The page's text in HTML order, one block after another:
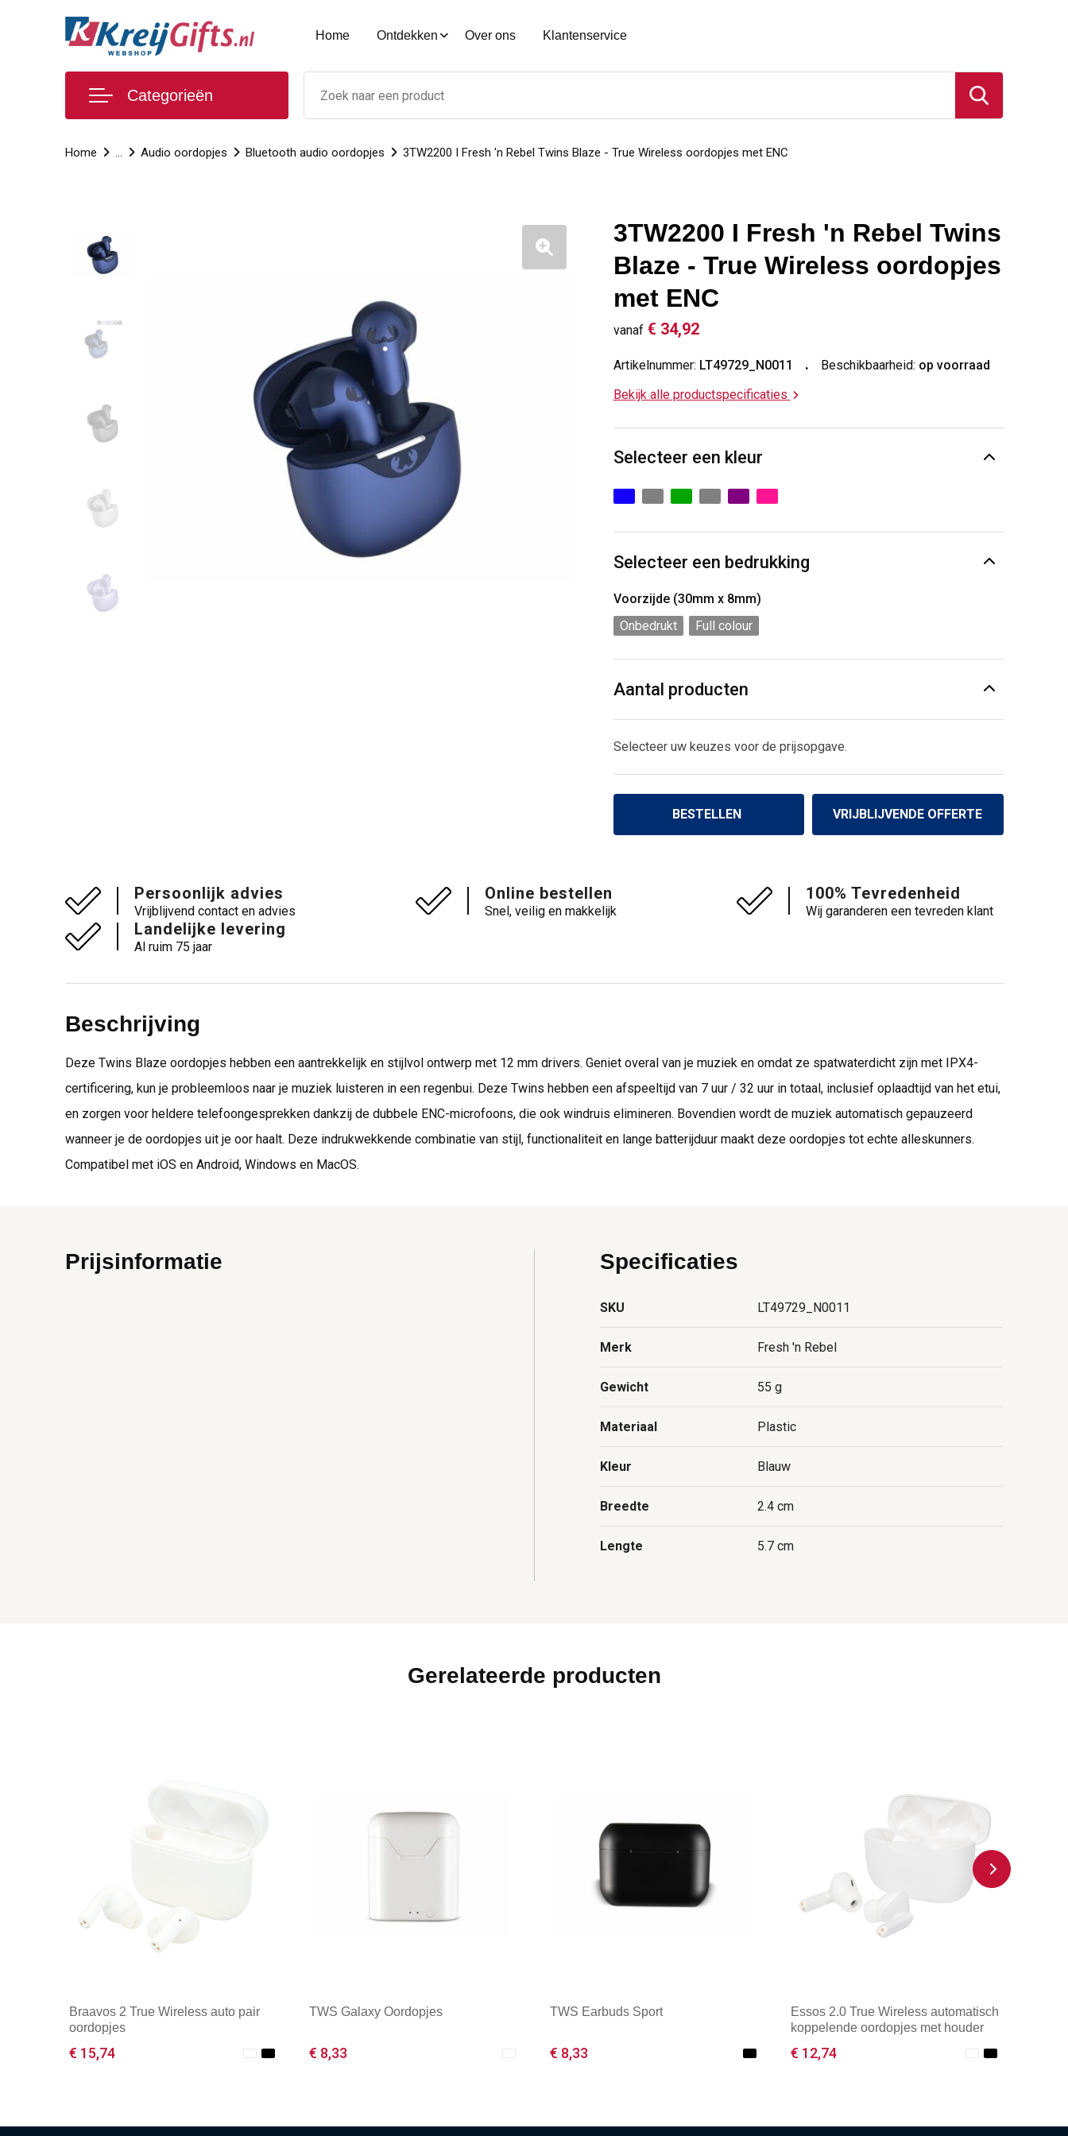
Home Ontdekken Over ons Klantenservice
Categorieën
Home ... Audio oordopjes Bluetooth audio oordopjes 3TW2200 I Fresh 'n Rebel Twins Blaze - True Wireless oordopjes met ENC
3TW2200 I Fresh 'n Rebel Twins
Blaze - True Wireless oordopjes
met ENC
vanaf € 34,92
Artikelnummer: LT49729_N0011 Beschikbaarheid: op voorraad
Bekijk alle productspecificaties
Selecteer een kleur
Selecteer een bedrukking
Voorzijde (30mm x 8mm)
Onbedrukt
Full colour
Aantal producten
Selecteer uw keuzes voor de prijsopgave.
BESTELLEN VRIJBLIJVENDE OFFERTE
Persoonlijk advies
Vrijblijvend contact en advies
Online bestellen
Snel, veilig en makkelijk
100% Tevredenheid
Wij garanderen een tevreden klant
Landelijke levering
Al ruim 75 jaar
Beschrijving
Deze Twins Blaze oordopjes hebben een aantrekkelijk en stijlvol ontwerp met 12 mm drivers. Geniet overal van je muziek en omdat ze spatwaterdicht zijn met IPX4-
certificering, kun je probleemloos naar je muziek luisteren in een regenbui. Deze Twins hebben een afspeeltijd van 7 uur / 32 uur in totaal, inclusief oplaadtijd van het etui,
en zorgen voor heldere telefoongesprekken dankzij de dubbele ENC-microfoons, die ook windruis elimineren. Bovendien wordt de muziek automatisch gepauzeerd
wanneer je de oordopjes uit je oor haalt. Deze indrukwekkende combinatie van stijl, functionaliteit en lange batterijduur maakt deze oordopjes tot echte alleskunners.
Compatibel met iOS en Android, Windows en MacOS.
Prijsinformatie Specificaties
SKU LT49729_N0011
Merk Fresh 'n Rebel
Gewicht 55 g
Materiaal Plastic
Kleur Blauw
Breedte 2.4 cm
Lengte 5.7 cm
Gerelateerde producten
Braavos 2 True Wireless auto pair
oordopjes
€ 15,74
TWS Galaxy Oordopjes
€ 8,33
TWS Earbuds Sport
€ 8,33
Essos 2.0 True Wireless automatisch
koppelende oordopjes met houder
€ 12,74